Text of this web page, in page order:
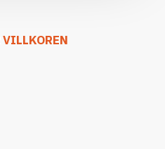
VILLKOREN